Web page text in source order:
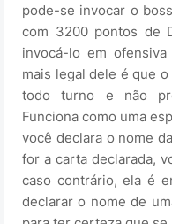
pode-se invocar o
com 3200 pontos de
invocá-lo em
mais legal dele é que
todo turno e não
Funciona como uma
você declara o nome
for a carta declarada,
caso contrário, ela é
declarar o nome de